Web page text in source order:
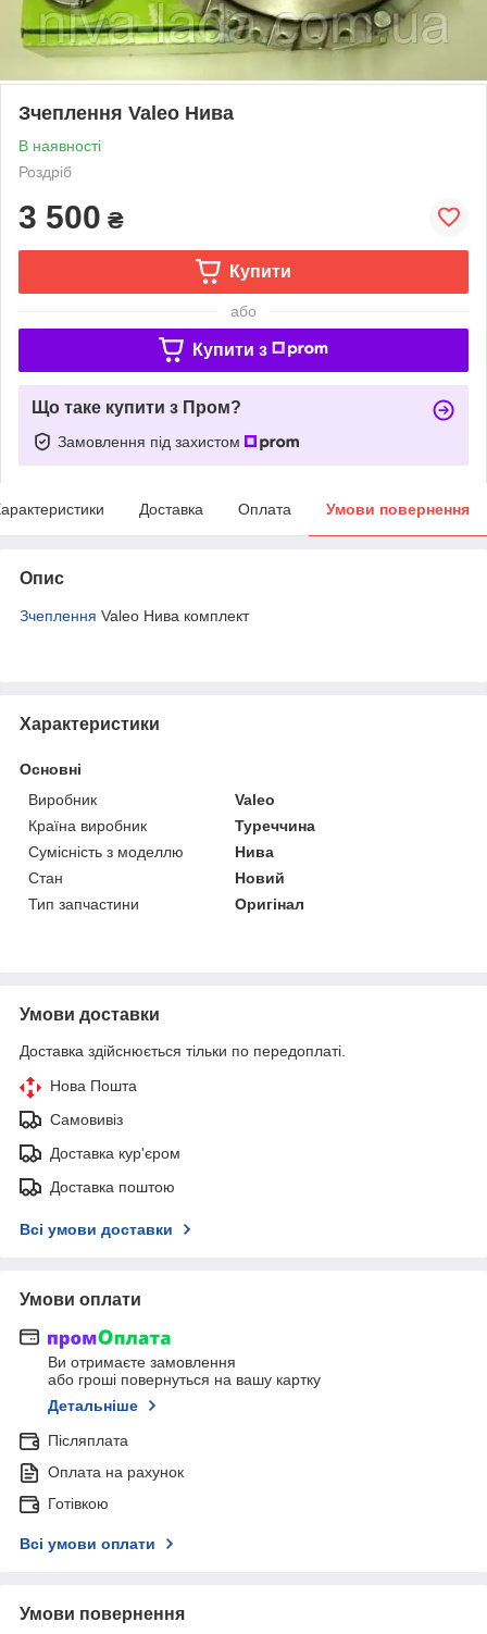
Зчеплення Valeo Нива
В наявності
Роздріб
3 500 ₴
Купити
або
Купити з
Що таке купити з Пром?
Замовлення під захистом
Доставка Оплата Умови повернення
Опис
Зчеплення Valeo Нива комплект
Характеристики
Основні
Виробник
Valeo
Країна виробник
Туреччина
Сумісність з моделлю
Нива
Стан
Новий
Тип запчастини
Оригінал
Умови доставки
Доставка здійснюється тільки по передоплаті.
Нова Пошта
Самовивіз
Доставка кур'єром
Доставка поштою
Всі умови доставки
Умови оплати
Ви отримаєте замовлення
або гроші повернуться на вашу картку
Детальніше
Післяплата
Оплата на рахунок
Готівкою
Всі умови оплати
Умови повернення